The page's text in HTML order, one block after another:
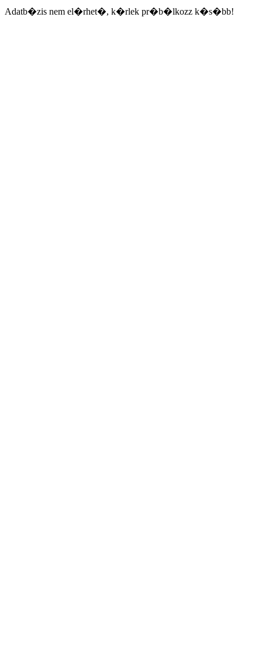
Adatb�zis nem el�rhet�, k�rlek pr�b�lkozz k�s�bb!